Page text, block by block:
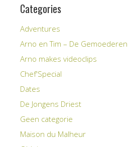
Categories
Adventures
Arno en Tim – De Gemoederen
Arno makes videoclips
Chef'Special
Dates
De Jongens Driest
Geen categorie
Maison du Malheur